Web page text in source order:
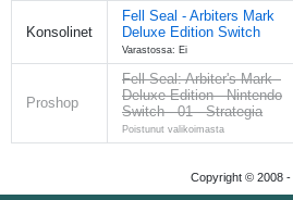
Konsolinet
Fell Seal - Arbiters Mark
Deluxe Edition Switch
Varastossa: Ei
Proshop
Fell Seal: Arbiter's Mark -
Deluxe Edition - Nintendo
Switch - 01 - Strategia
Poistunut valikoimasta
Copyright © 2008 -